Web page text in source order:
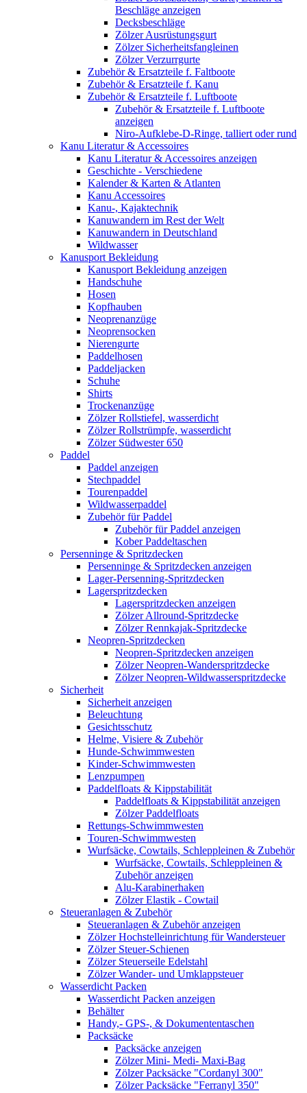
Beschläge anzeigen
Decksbeschläge
Zölzer Ausrüstungsgurt
Zölzer Sicherheitsfangleinen
Zölzer Verzurrgurte
Zubehör & Ersatzteile f. Faltboote
Zubehör & Ersatzteile f. Kanu
Zubehör & Ersatzteile f. Luftboote
Zubehör & Ersatzteile f. Luftboote
anzeigen
Niro-Aufklebe-D-Ringe, talliert oder rund
Kanu Literatur & Accessoires
Kanu Literatur & Accessoires anzeigen
Geschichte - Verschiedene
Kalender & Karten & Atlanten
Kanu Accessoires
Kanu-, Kajaktechnik
Kanuwandern im Rest der Welt
Kanuwandern in Deutschland
Wildwasser
Kanusport Bekleidung
Kanusport Bekleidung anzeigen
Handschuhe
Hosen
Kopfhauben
Neoprenanzüge
Neoprensocken
Nierengurte
Paddelhosen
Paddeljacken
Schuhe
Shirts
Trockenanzüge
Zölzer Rollstiefel, wasserdicht
Zölzer Rollstrümpfe, wasserdicht
Zölzer Südwester 650
Paddel
Paddel anzeigen
Stechpaddel
Tourenpaddel
Wildwasserpaddel
Zubehör für Paddel
Zubehör für Paddel anzeigen
Kober Paddeltaschen
Persenninge & Spritzdecken
Persenninge & Spritzdecken anzeigen
Lager-Persenning-Spritzdecken
Lagerspritzdecken
Lagerspritzdecken anzeigen
Zölzer Allround-Spritzdecke
Zölzer Rennkajak-Spritzdecke
Neopren-Spritzdecken
Neopren-Spritzdecken anzeigen
Zölzer Neopren-Wanderspritzdecke
Zölzer Neopren-Wildwasserspritzdecke
Sicherheit
Sicherheit anzeigen
Beleuchtung
Gesichtsschutz
Helme, Visiere & Zubehör
Hunde-Schwimmwesten
Kinder-Schwimmwesten
Lenzpumpen
Paddelfloats & Kippstabilität
Paddelfloats & Kippstabilität anzeigen
Zölzer Paddelfloats
Rettungs-Schwimmwesten
Touren-Schwimmwesten
Wurfsäcke, Cowtails, Schleppleinen & Zubehör
Wurfsäcke, Cowtails, Schleppleinen &
Zubehör anzeigen
Alu-Karabinerhaken
Zölzer Elastik - Cowtail
Steueranlagen & Zubehör
Steueranlagen & Zubehör anzeigen
Zölzer Hochstelleinrichtung für Wandersteuer
Zölzer Steuer-Schienen
Zölzer Steuerseile Edelstahl
Zölzer Wander- und Umklappsteuer
Wasserdicht Packen
Wasserdicht Packen anzeigen
Behälter
Handy,- GPS-, & Dokumententaschen
Packsäcke
Packsäcke anzeigen
Zölzer Mini- Medi- Maxi-Bag
Zölzer Packsäcke "Cordanyl 300"
Zölzer Packsäcke "Ferranyl 350"